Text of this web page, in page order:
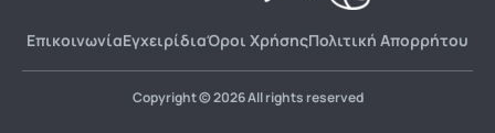
ΕπικοινωνίαΕγχειρίδιαΌροι ΧρήσηςΠολιτική Απορρήτου
Copyright © 2026 All rights reserved